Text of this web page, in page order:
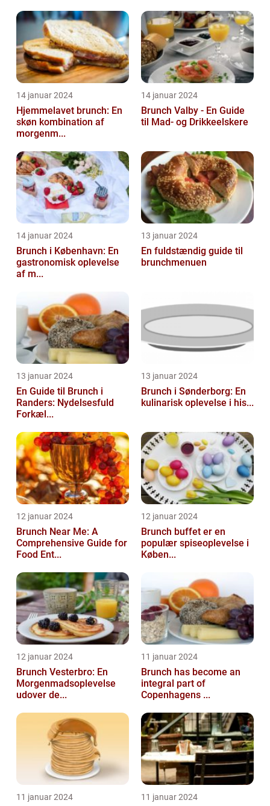
14 januar 2024
Hjemmelavet brunch: En
skøn kombination af
morgenm...
14 januar 2024
Brunch Valby - En Guide
til Mad- og Drikkeelskere
14 januar 2024
Brunch i København: En
gastronomisk oplevelse
af m...
13 januar 2024
En fuldstændig guide til
brunchmenuen
13 januar 2024
En Guide til Brunch i
Randers: Nydelsesfuld
Forkæl...
13 januar 2024
Brunch i Sønderborg: En
kulinarisk oplevelse i his...
12 januar 2024
Brunch Near Me: A
Comprehensive Guide for
Food Ent...
12 januar 2024
Brunch buffet er en
populær spiseoplevelse i
Køben...
12 januar 2024
Brunch Vesterbro: En
Morgenmadsoplevelse
udover de...
11 januar 2024
Brunch has become an
integral part of
Copenhagens ...
11 januar 2024 11 januar 2024